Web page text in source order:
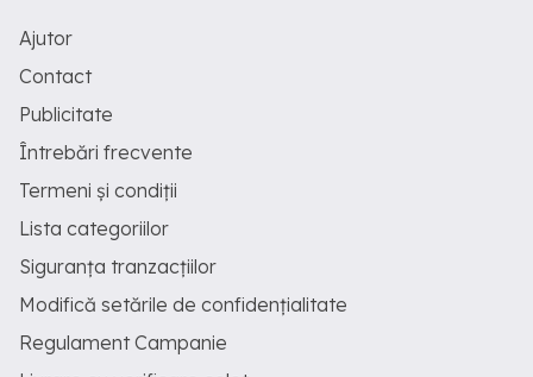
Ajutor
Contact
Publicitate
Întrebări frecvente
Termeni și condiții
Lista categoriilor
Siguranța tranzacțiilor
Modifică setările de confidențialitate
Regulament Campanie